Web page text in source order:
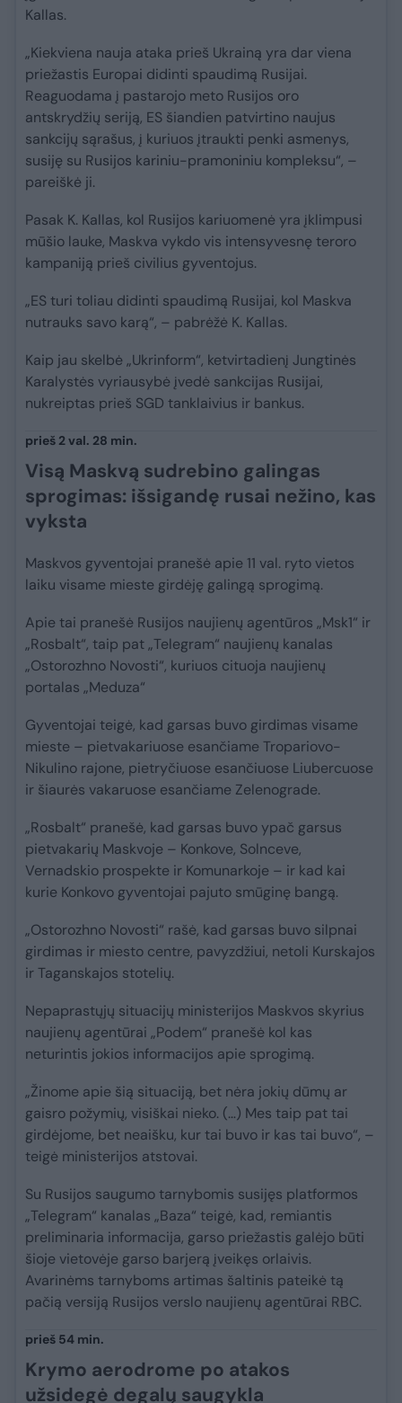
Kallas.
„Kiekviena nauja ataka prieš Ukrainą yra dar viena
priežastis Europai didinti spaudimą Rusijai.
Reaguodama į pastarojo meto Rusijos oro
antskrydžių seriją, ES šiandien patvirtino naujus
sankcijų sąrašus, į kuriuos įtraukti penki asmenys,
susiję su Rusijos kariniu-pramoniniu kompleksu“, –
pareiškė ji.
Pasak K. Kallas, kol Rusijos kariuomenė yra įklimpusi
mūšio lauke, Maskva vykdo vis intensyvesnę teroro
kampaniją prieš civilius gyventojus.
„ES turi toliau didinti spaudimą Rusijai, kol Maskva
nutrauks savo karą“, – pabrėžė K. Kallas.
Kaip jau skelbė „Ukrinform“, ketvirtadienį Jungtinės
Karalystės vyriausybė įvedė sankcijas Rusijai,
nukreiptas prieš SGD tanklaivius ir bankus.
prieš 2 val. 28 min.
Visą Maskvą sudrebino galingas
sprogimas: išsigandę rusai nežino, kas
vyksta
Maskvos gyventojai pranešė apie 11 val. ryto vietos
laiku visame mieste girdėję galingą sprogimą.
Apie tai pranešė Rusijos naujienų agentūros „Msk1“ ir
„Rosbalt“, taip pat „Telegram“ naujienų kanalas
„Ostorozhno Novosti“, kuriuos cituoja naujienų
portalas „Meduza“
Gyventojai teigė, kad garsas buvo girdimas visame
mieste – pietvakariuose esančiame Tropariovo-
Nikulino rajone, pietryčiuose esančiuose Liubercuose
ir šiaurės vakaruose esančiame Zelenograde.
„Rosbalt“ pranešė, kad garsas buvo ypač garsus
pietvakarių Maskvoje – Konkove, Solnceve,
Vernadskio prospekte ir Komunarkoje – ir kad kai
kurie Konkovo gyventojai pajuto smūginę bangą.
„Ostorozhno Novosti“ rašė, kad garsas buvo silpnai
girdimas ir miesto centre, pavyzdžiui, netoli Kurskajos
ir Taganskajos stotelių.
Nepaprastųjų situacijų ministerijos Maskvos skyrius
naujienų agentūrai „Podem“ pranešė kol kas
neturintis jokios informacijos apie sprogimą.
„Žinome apie šią situaciją, bet nėra jokių dūmų ar
gaisro požymių, visiškai nieko. (…) Mes taip pat tai
girdėjome, bet neaišku, kur tai buvo ir kas tai buvo“, –
teigė ministerijos atstovai.
Su Rusijos saugumo tarnybomis susijęs platformos
„Telegram“ kanalas „Baza“ teigė, kad, remiantis
preliminaria informacija, garso priežastis galėjo būti
šioje vietovėje garso barjerą įveikęs orlaivis.
Avarinėms tarnyboms artimas šaltinis pateikė tą
pačią versiją Rusijos verslo naujienų agentūrai RBC.
prieš 54 min.
Krymo aerodrome po atakos
užsidegė degalų saugykla